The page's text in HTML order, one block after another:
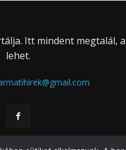
Itt mindent megtalál,
lehet.